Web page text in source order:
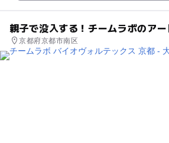
親子で没入する！チームラボのア
京都府京都市南区